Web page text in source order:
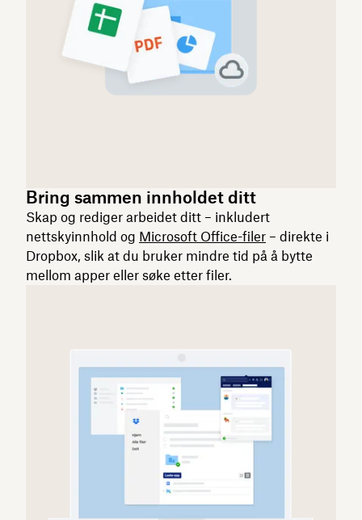
Bring sammen innholdet ditt
Skap og rediger arbeidet ditt – inkludert
nettskyinnhold og Microsoft Office-filer – direkte i
Dropbox, slik at du bruker mindre tid på å bytte
mellom apper eller søke etter filer.